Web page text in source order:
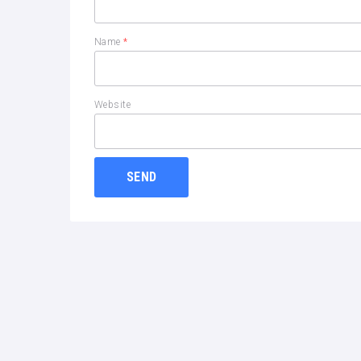
Name*
Website